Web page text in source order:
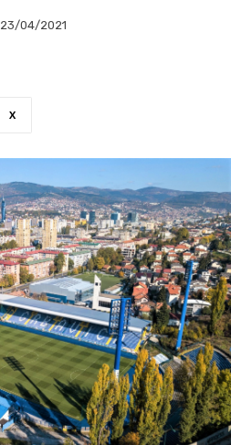
23/04/2021
X